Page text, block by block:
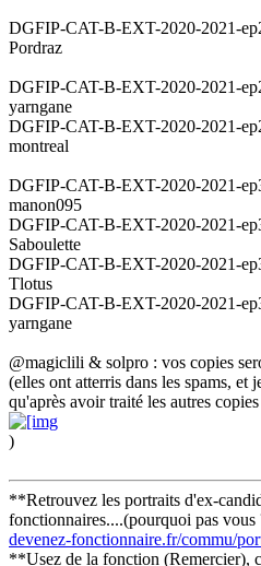
DGFIP-CAT-B-EXT-2020-2021-
Pordraz
DGFIP-CAT-B-EXT-2020-2021-
yarngane
DGFIP-CAT-B-EXT-2020-2021-
montreal
DGFIP-CAT-B-EXT-2020-2021-
manon095
DGFIP-CAT-B-EXT-2020-2021-
Saboulette
DGFIP-CAT-B-EXT-2020-2021-
Tlotus
DGFIP-CAT-B-EXT-2020-2021-
yarngane
@magiclili & solpro : vos copies
(elles ont atterris dans les spams, et
qu'après avoir traité les autres copies
)
**Retrouvez les portraits d'ex-
fonctionnaires....(pourquoi pas vous
devenez-fonctionnaire.fr/commu/
**Usez de la fonction (Remercier),